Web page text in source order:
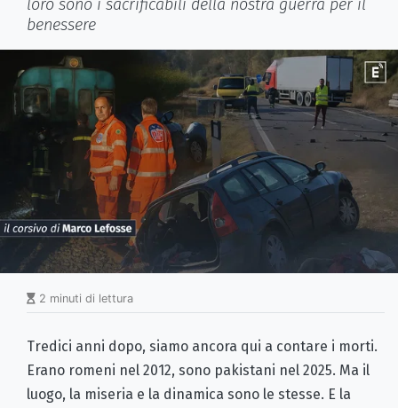
loro sono i sacrificabili della nostra guerra per il
benessere
2 minuti di lettura
Tredici anni dopo, siamo ancora qui a contare i morti.
Erano romeni nel 2012, sono pakistani nel 2025. Ma il
luogo, la miseria e la dinamica sono le stesse. E la